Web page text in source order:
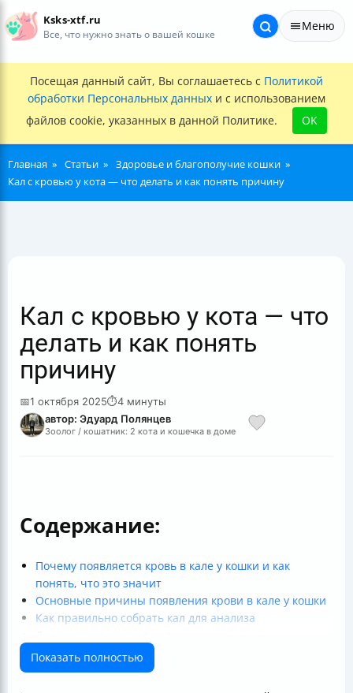
Ksks-xtf.ru
Все, что нужно знать о вашей кошке
Меню
Посещая данный сайт, Вы соглашаетесь с Политикой
обработки Персональных данных и с использованием
файлов cookie, указанных в данной Политике.
OK
Главная Статьи
Здоровье и благополучие кошки
Кал с кровью у кота — что делать и как понять причину
Кал с кровью у кота — что
делать и как понять
причину
📅1 октября 2025⏱4 минуты
автор: Эдуард Полянцев
Зоолог / кошатник: 2 кота и кошечка в доме
Содержание:
Почему появляется кровь в кале у кошки и как
понять, что это значит
Основные причины появления крови в кале у кошки
Как правильно собрать кал для анализа
Последствия самолечения и почему это опасно
Профилактика появления крови в кале
Показать полностью